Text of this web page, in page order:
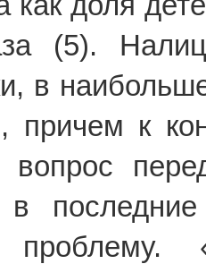
(5).
в
причем к
последние
проблему.